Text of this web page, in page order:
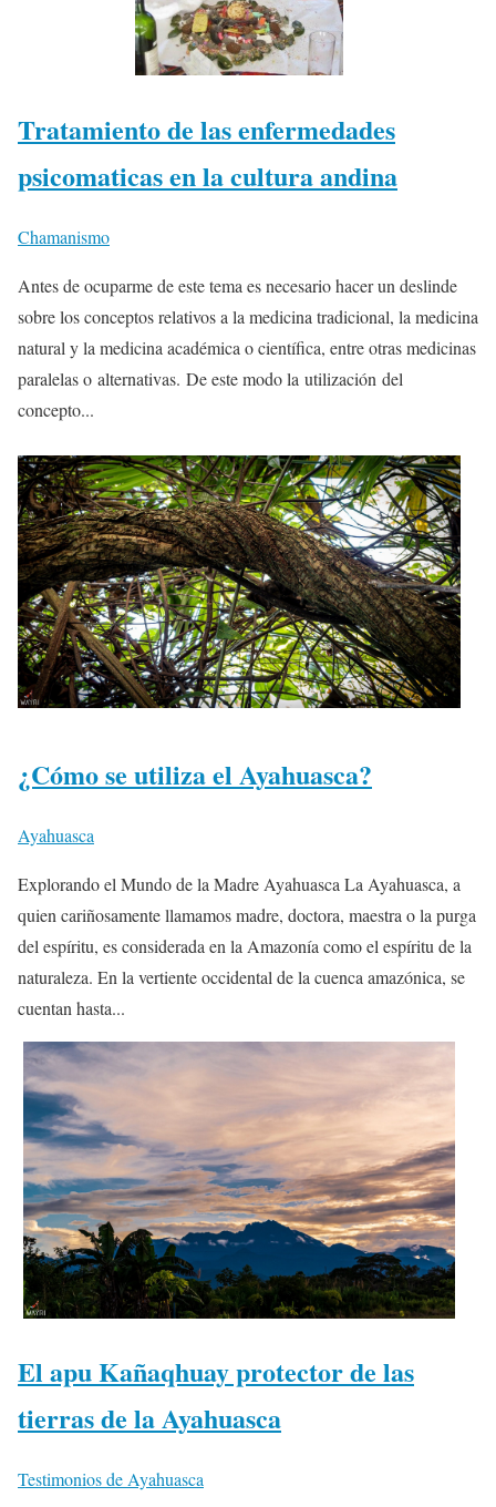
Tratamiento de las enfermedades
psicomaticas en la cultura andina
Chamanismo
Antes de ocuparme de este tema es necesario hacer un deslinde
sobre los conceptos relativos a la medicina tradicional, la medicina
natural y la medicina académica o científica, entre otras medicinas
paralelas o alternativas. De este modo la utilización del
concepto...
¿Cómo se utiliza el Ayahuasca?
Ayahuasca
Explorando el Mundo de la Madre Ayahuasca La Ayahuasca, a
quien cariñosamente llamamos madre, doctora, maestra o la purga
del espíritu, es considerada en la Amazonía como el espíritu de la
naturaleza. En la vertiente occidental de la cuenca amazónica, se
cuentan hasta...
El apu Kañaqhuay protector de las
tierras de la Ayahuasca
Testimonios de Ayahuasca